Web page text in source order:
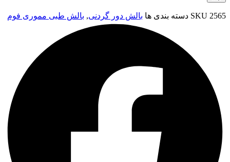
SKU 2565 دسته بندی ها بالش دور گردنی, بالش طبی مموری فوم